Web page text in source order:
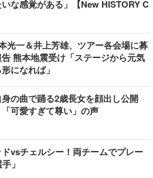
な感覚がある」【New HISTORY C
光一＆井上芳雄、ツアー各会場に募
熊本地震受け「ステージから元気
になれば」
の曲で踊る2歳長女を顔出し公開
「可愛すぎて尊い」の声
ドvsチェルシー！両チームでプレー
」